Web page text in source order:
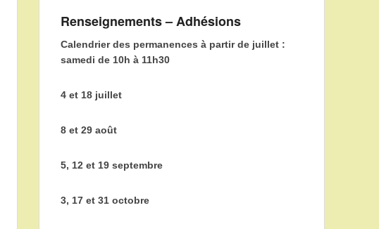
Renseignements – Adhésions
Calendrier des permanences à partir de juillet :
samedi de 10h à 11h30
4 et 18 juillet
8 et 29 août
5, 12 et 19 septembre
3, 17 et 31 octobre